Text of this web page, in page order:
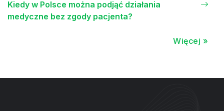
Kiedy w Polsce można podjąć działania
medyczne bez zgody pacjenta?
Więcej »